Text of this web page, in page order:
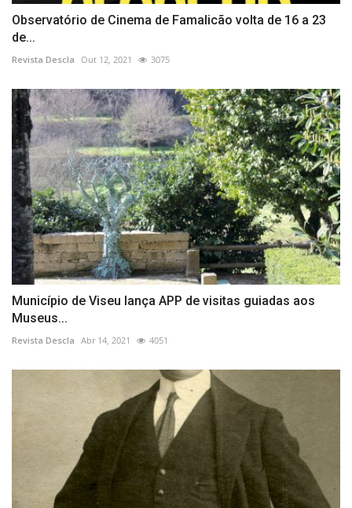
Observatório de Cinema de Famalicão volta de 16 a 23
de...
Revista Descla Out 12, 2021 3075
Município de Viseu lança APP de visitas guiadas aos
Museus...
Revista Descla Abr 14, 2021 4051